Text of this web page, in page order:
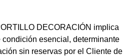
DECORACIÓN implica
esencial, determinante
sin reservas por el Cliente de